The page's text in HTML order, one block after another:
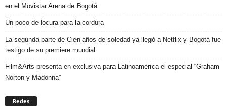
en el Movistar Arena de Bogotá
Un poco de locura para la cordura
La segunda parte de Cien años de soledad ya llegó a Netflix y Bogotá fue
testigo de su premiere mundial
Film&Arts presenta en exclusiva para Latinoamérica el especial “Graham
Norton y Madonna”
Redes